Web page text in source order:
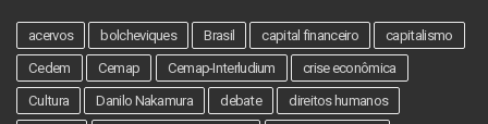
acervos bolcheviques Brasil capital financeiro
capitalismo
Cedem
Cemap Cemap-Interludium
crise econômica
Cultura
Danilo Nakamura debate
direitos humanos